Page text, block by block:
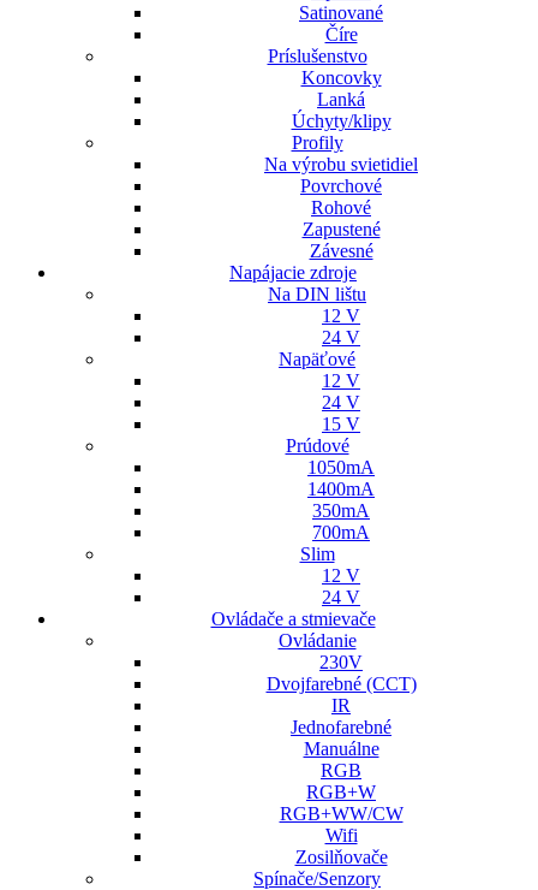
Satinované
Číre
Príslušenstvo
Koncovky
Lanká
Úchyty/klipy
Profily
Na výrobu svietidiel
Povrchové
Rohové
Zapustené
Závesné
Napájacie zdroje
Na DIN lištu
12 V
24 V
Napäťové
12 V
24 V
15 V
Prúdové
1050mA
1400mA
350mA
700mA
Slim
12 V
24 V
Ovládače a stmievače
Ovládanie
230V
Dvojfarebné (CCT)
IR
Jednofarebné
Manuálne
RGB
RGB+W
RGB+WW/CW
Wifi
Zosilňovače
Spínače/Senzory